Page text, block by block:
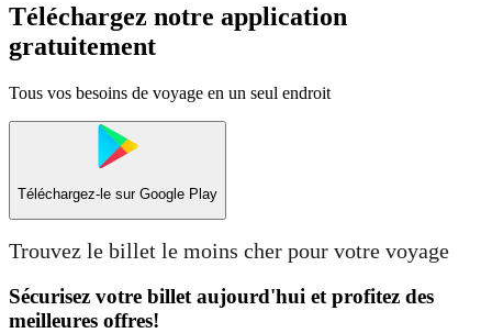
Téléchargez notre application
gratuitement
Tous vos besoins de voyage en un seul endroit
Téléchargez-le sur Google Play
Trouvez le billet le moins cher pour votre voyage
Sécurisez votre billet aujourd'hui et profitez des
meilleures offres!